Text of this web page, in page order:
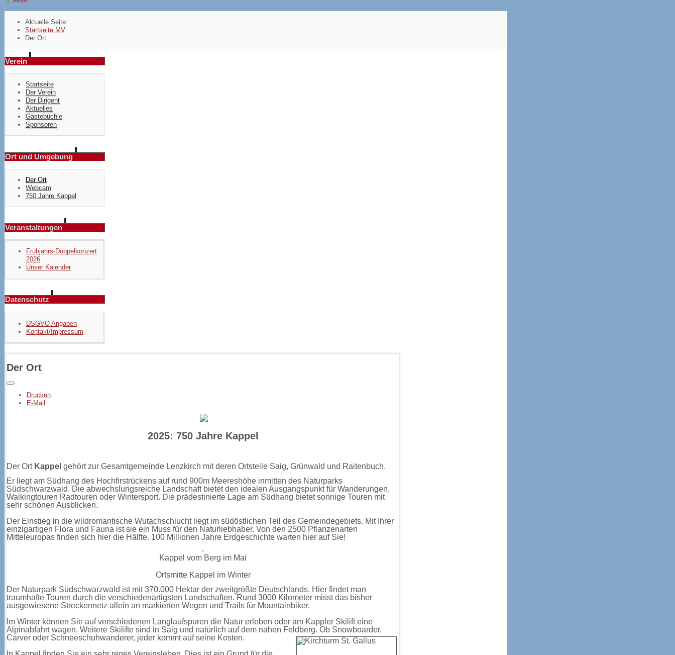
Aktuelle Seite:
Startseite MV
Der Ort
Verein
Startseite
Der Verein
Der Dirigent
Aktuelles
Gästebüchle
Sponsoren
Ort und Umgebung
Der Ort
Webcam
750 Jahre Kappel
Veranstaltungen
Frühjahrs-Doppelkonzert
2026
Unser Kalender
Datenschutz
DSGVO Angaben
Kontakt/Impressum
Der Ort
Drucken
E-Mail
2025: 750 Jahre Kappel
Der Ort Kappel gehört zur Gesamtgemeinde Lenzkirch mit deren Ortsteile Saig, Grünwald und Raitenbuch.
Er liegt am Südhang des Hochfirstrückens auf rund 900m Meereshöhe inmitten des Naturparks
Südschwarzwald. Die abwechslungsreiche Landschaft bietet den idealen Ausgangspunkt für Wanderungen,
Walkingtouren Radtouren oder Wintersport. Die prädestinierte Lage am Südhang bietet sonnige Touren mit
sehr schönen Ausblicken.
Der Einstieg in die wildromantische Wutachschlucht liegt im südöstlichen Teil des Gemeindegebiets. Mit Ihrer
einzigartigen Flora und Fauna ist sie ein Muss für den Naturliebhaber. Von den 2500 Pflanzenarten
Mitteleuropas finden sich hier die Hälfte. 100 Millionen Jahre Erdgeschichte warten hier auf Sie!
Kappel vom Berg im Mai
Ortsmitte Kappel im Winter
Der Naturpark Südschwarzwald ist mit 370.000 Hektar der zweitgrößte Deutschlands. Hier findet man
traumhafte Touren durch die verschiedenartigsten Landschaften. Rund 3000 Kilometer misst das bisher
ausgewiesene Streckennetz allein an markierten Wegen und Trails für Mountainbiker.
Im Winter können Sie auf verschiedenen Langlaufspuren die Natur erleben oder am Kappler Skilift eine
Alpinabfahrt wagen. Weitere Skilifte sind in Saig und natürlich auf dem nahen Feldberg. Ob Snowboarder,
Carver oder Schneeschuhwanderer, jeder kommt auf seine Kosten.